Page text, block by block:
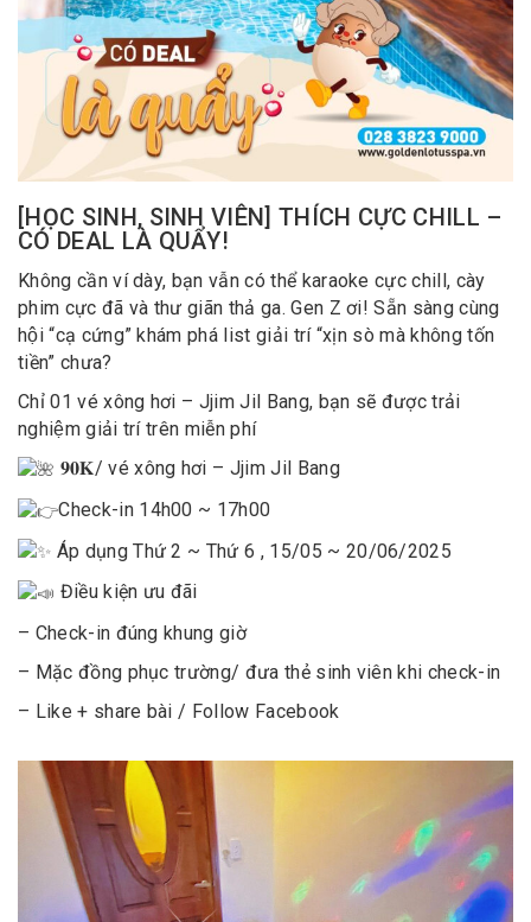
[HỌC SINH, SINH VIÊN] THÍCH CỰC CHILL –
CÓ DEAL LÀ QUẨY!
Không cần ví dày, bạn vẫn có thể karaoke cực chill, cày
phim cực đã và thư giãn thả ga. Gen Z ơi! Sẵn sàng cùng
hội “cạ cứng” khám phá list giải trí “xịn sò mà không tốn
tiền” chưa?
Chỉ 01 vé xông hơi – Jjim Jil Bang, bạn sẽ được trải
nghiệm giải trí trên miễn phí
𝟗𝟎𝐊/ vé xông hơi – Jjim Jil Bang
Check-in 14h00 ~ 17h00
Áp dụng Thứ 2 ~ Thứ 6 , 15/05 ~ 20/06/2025
Điều kiện ưu đãi
– Check-in đúng khung giờ
– Mặc đồng phục trường/ đưa thẻ sinh viên khi check-in
– Like + share bài / Follow Facebook